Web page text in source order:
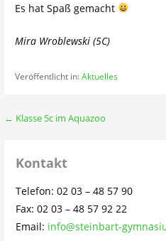
Es hat Spaß gemacht
Mira Wroblewski (5C)
Veröffentlicht in:Aktuelles
← Klasse 5c im Aquazoo
Kontakt
Telefon: 02 03 – 48 57 90
Fax: 02 03 – 48 57 92 22
Email: info@steinbart-